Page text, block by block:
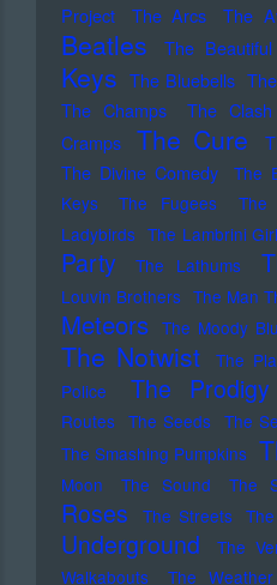
Project
The Arcs The
Beatles
The
Keys The Bluebells
The Champs
The Clash
Cramps
The Cure
The Divine Comedy
The
Keys
The Fugees The
Ladybirds The Lambrini
Party
The Lathums
Louvin Brothers The Man
Meteors The Moody
The Notwist The
Police
The Prodigy
Routes The Seeds The
The Smashing Pumpkins
Moon
The Sound The
Roses
The Streets
Underground
The
Walkabouts
The